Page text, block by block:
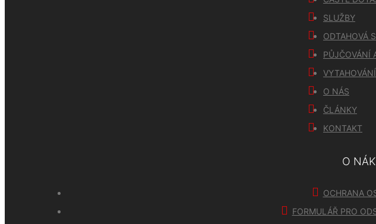
SLUŽBY
ODTAHOVÁ
PŮJČOVÁNÍ
O NÁS
ČLÁNKY
KONTAKT
O
OCHRANA
FORMULÁŘ PRO